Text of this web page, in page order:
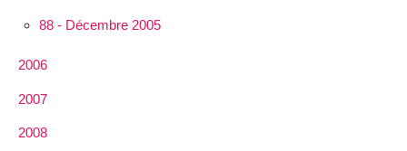
88 - Décembre 2005
2006
2007
2008